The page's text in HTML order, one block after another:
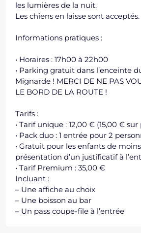
les lumières de la nuit.
Les chiens en laisse sont acceptés.
Informations pratiques :
• Horaires : 17h00 à 22h00
• Parking gratuit dans l’enceinte
Mignarde ! MERCI DE NE PAS
LE BORD DE LA ROUTE !
Tarifs :
• Tarif unique : 12,00 € (15,00 € sur
• Pack duo : 1 entrée pour 2
• Gratuit pour les enfants de
présentation d’un justificatif à
• Tarif Premium : 35,00 €
Incluant :
– Une affiche au choix
– Une boisson au bar
– Un pass coupe-file à l’entrée